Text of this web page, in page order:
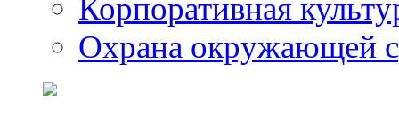
Корпоративная
Охрана окружающей